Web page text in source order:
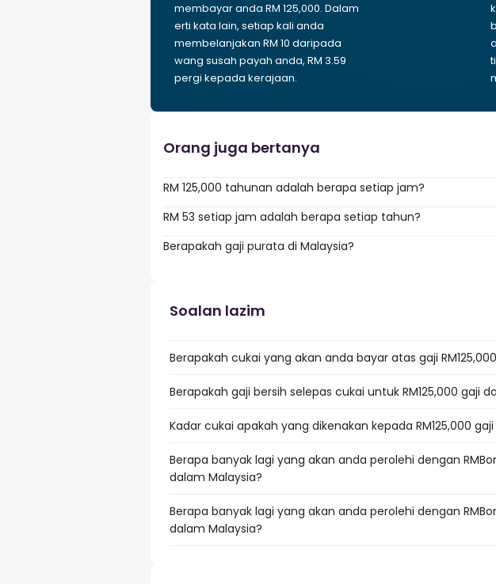
membayar anda RM 125,000. Dalam
erti kata lain, setiap kali anda
membelanjakan RM 10 daripada
wang susah payah anda, RM 3.59
pergi kepada kerajaan.
Orang juga bertanya
RM 125,000 tahunan adalah berapa setiap jam?
RM 53 setiap jam adalah berapa setiap tahun?
Berapakah gaji purata di Malaysia?
Soalan lazim
Berapakah cukai yang akan anda bayar atas gaji
Berapakah gaji bersih selepas cukai untuk RM125,000 gaji
Kadar cukai apakah yang dikenakan kepada RM125,000
Berapa banyak lagi yang akan anda perolehi dengan
dalam Malaysia?
Berapa banyak lagi yang akan anda perolehi dengan
dalam Malaysia?